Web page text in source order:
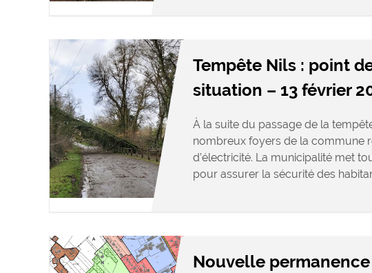
Tempête Nils : point
situation – 13 février
À la suite du passage de la
nombreux foyers de la commune
d’électricité. La municipalité met
pour assurer la sécurité des
Nouvelle